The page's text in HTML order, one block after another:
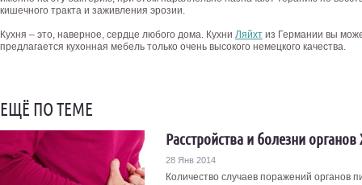
кишечного тракта и заживления эрозии.
Кухня – это, наверное, сердце любого дома. Кухни Ляйхт из Германии вы
предлагается кухонная мебель только очень высокого немецкого качества.
ЕЩЁ ПО ТЕМЕ
Расстройства и болезни
28 Янв 2014
Количество случаев поражений органов